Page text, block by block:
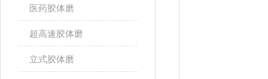
医药胶体磨
超高速胶体磨
立式胶体磨